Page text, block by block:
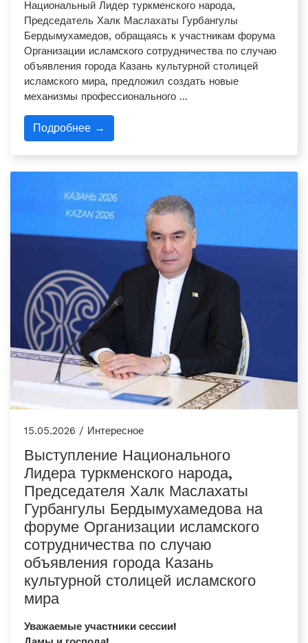
Национальный Лидер туркменского народа,
Председатель Халк Маслахаты Гурбангулы
Бердымухамедов, обращаясь к участникам форума
Организации исламского сотрудничества по случаю
объявления города Казань культурной столицей
исламского мира, предложил создать новые
механизмы профессионального …
Подробнее →
15.05.2026 / Интересное
Выступление Национального
Лидера туркменского народа,
Председателя Халк Маслахаты
Гурбангулы Бердымухамедова на
форуме Организации исламского
сотрудничества по случаю
объявления города Казань
культурной столицей исламского
мира
Уважаемые участники сессии!